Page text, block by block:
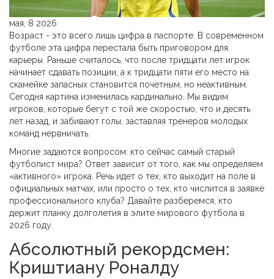
мая, 8 2026
Возраст - это всего лишь цифра в паспорте. В современном
футболе эта цифра перестала быть приговором для
карьеры. Раньше считалось, что после тридцати лет игрок
начинает сдавать позиции, а к тридцати пяти его место на
скамейке запасных становится почетным, но неактивным.
Сегодня картина изменилась кардинально. Мы видим
игроков, которые бегут с той же скоростью, что и десять
лет назад, и забивают голы, заставляя тренеров молодых
команд нервничать.
Многие задаются вопросом: кто сейчас самый старый
футболист мира? Ответ зависит от того, как мы определяем
«активного» игрока. Речь идет о тех, кто выходит на поле в
официальных матчах, или просто о тех, кто числится в заявке
профессионального клуба? Давайте разберемся, кто
держит планку долголетия в элите мирового футбола в
2026 году.
Абсолютный рекордсмен:
Криштиану Роналду